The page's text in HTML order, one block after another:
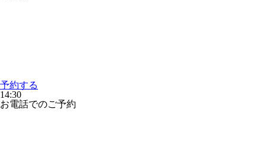
予約する
14:30
お電話でのご予約